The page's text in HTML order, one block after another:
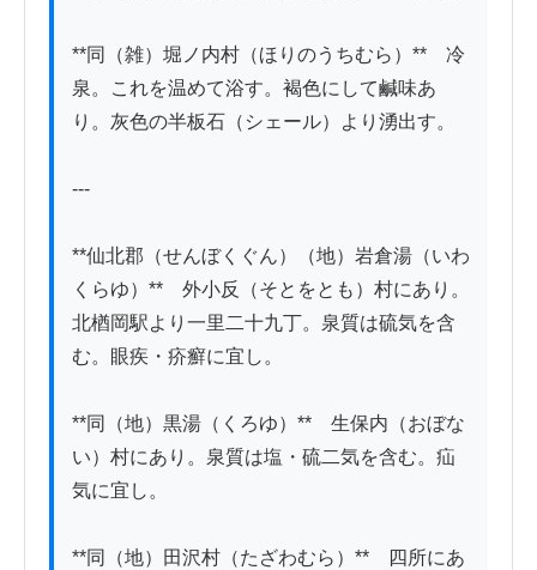
**同（雑）堀ノ内村（ほりのうちむら）**　冷
泉。これを温めて浴す。褐色にして鹹味あ
り。灰色の半板石（シェール）より湧出す。
---
**仙北郡（せんぼくぐん）（地）岩倉湯（いわ
くらゆ）**　外小反（そとをとも）村にあり。
北楢岡駅より一里二十九丁。泉質は硫気を含
む。眼疾・疥癬に宜し。
**同（地）黒湯（くろゆ）**　生保内（おぼな
い）村にあり。泉質は塩・硫二気を含む。疝
気に宜し。
**同（地）田沢村（たざわむら）**　四所にあ